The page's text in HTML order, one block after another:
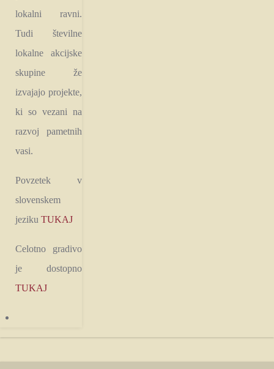
lokalni ravni.
Tudi številne
lokalne akcijske
skupine že
izvajajo projekte,
ki so vezani na
razvoj pametnih
vasi.
Povzetek v
slovenskem
jeziku TUKAJ
Celotno gradivo
je dostopno
TUKAJ